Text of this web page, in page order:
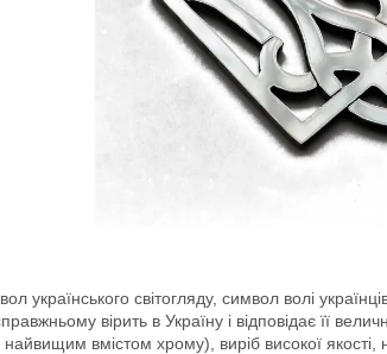
українського світогляду, символ волі
вірить в Україну і відповідає її
вмістом хрому), виріб високої якості,